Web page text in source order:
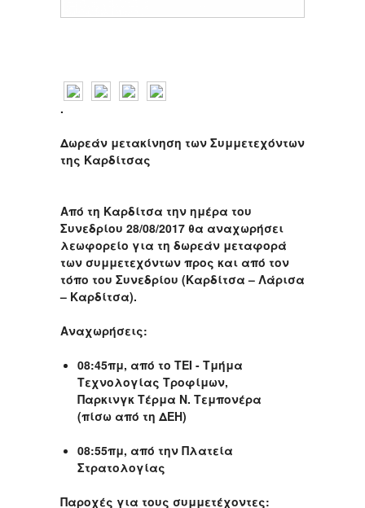
.
Δωρεάν μετακίνηση των Συμμετεχόντων
της Καρδίτσας
Από τη Καρδίτσα την ημέρα του
Συνεδρίου 28/08/2017 θα αναχωρήσει
λεωφορείο για τη δωρεάν μεταφορά
των συμμετεχόντων προς και από τον
τόπο του Συνεδρίου (Καρδίτσα – Λάρισα
– Καρδίτσα).
Αναχωρήσεις:
08:45πμ, από το ΤΕΙ - Τμήμα
Τεχνολογίας Τροφίμων,
Παρκινγκ Τέρμα Ν. Τεμπονέρα
(πίσω από τη ΔΕΗ)
08:55πμ, από την Πλατεία
Στρατολογίας
Παροχές για τους συμμετέχοντες: